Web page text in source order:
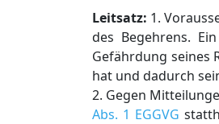
Leitsatz: 1.
des Begehrens.
Gefährdung seines
hat und dadurch
2. Gegen
Abs. 1 EGGVG